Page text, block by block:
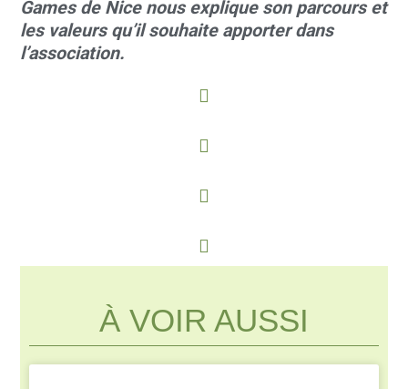
Games de Nice nous explique son parcours et
les valeurs qu’il souhaite apporter dans
l’association.
À VOIR AUSSI